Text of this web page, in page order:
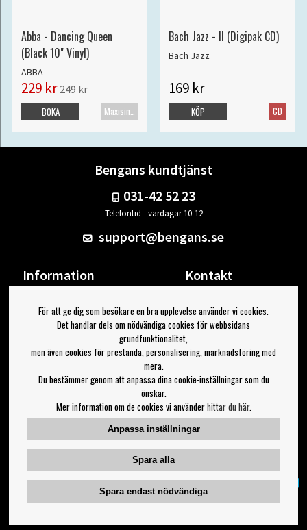
Abba - Dancing Queen
(Black 10" Vinyl)
ABBA
229 kr249 kr
Maxisingel
BOKA
Bach Jazz - II (Digipak CD)
Bach Jazz
169 kr
CD
KÖP
Bengans kundtjänst
031-42 52 23
Telefontid - vardagar 10-12
support@bengans.se
Information
Om Bengans
FAQ / Köp- & Leveransvillkor
Kontakt
Din sida
Logga ut
Jag vill ha tips från Bengans
Inställningar för nyhetsbrev
För att ge dig som besökare en bra upplevelse använder vi cookies.
Det handlar dels om nödvändiga cookies för webbsidans
grundfunktionalitet,
men även cookies för prestanda, personalisering, marknadsföring med
mera.
Du bestämmer genom att anpassa dina cookie-inställningar som du
önskar.
Mer information om de cookies vi använderhittar du här.
Anpassa inställningar
Spara alla
Spara endast nödvändiga